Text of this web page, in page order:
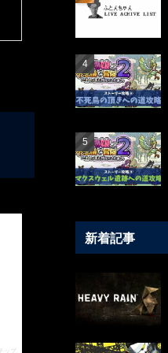
ップ
新着記事